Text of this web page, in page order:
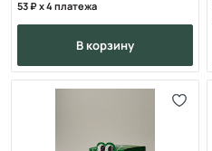
53
x 4 платежа
в корзину